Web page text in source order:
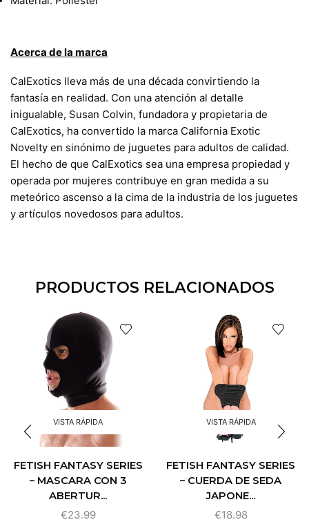
Acerca de la marca
CalExotics lleva más de una década convirtiendo la
fantasía en realidad. Con una atención al detalle
inigualable, Susan Colvin, fundadora y propietaria de
CalExotics, ha convertido la marca California Exotic
Novelty en sinónimo de juguetes para adultos de calidad.
El hecho de que CalExotics sea una empresa propiedad y
operada por mujeres contribuye en gran medida a su
meteórico ascenso a la cima de la industria de los juguetes
y artículos novedosos para adultos.
PRODUCTOS RELACIONADOS
VISTA RÁPIDA
FETISH FANTASY SERIES
– MASCARA CON 3
ABERTUR...
€23.99
VISTA RÁPIDA
FETISH FANTASY SERIES
– CUERDA DE SEDA
JAPONE...
€18.98